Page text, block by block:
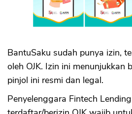
BantuSaku sudah punya izin,
oleh OJK. Izin ini menunjukkan
pinjol ini resmi dan legal.
Penyelenggara Fintech